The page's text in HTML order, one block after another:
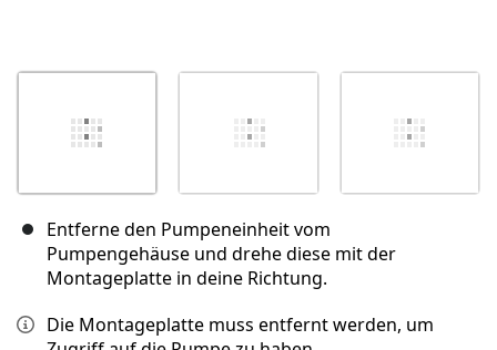
Entferne den Pumpeneinheit vom
Pumpengehäuse und drehe diese mit der
Montageplatte in deine Richtung.
Die Montageplatte muss entfernt werden, um